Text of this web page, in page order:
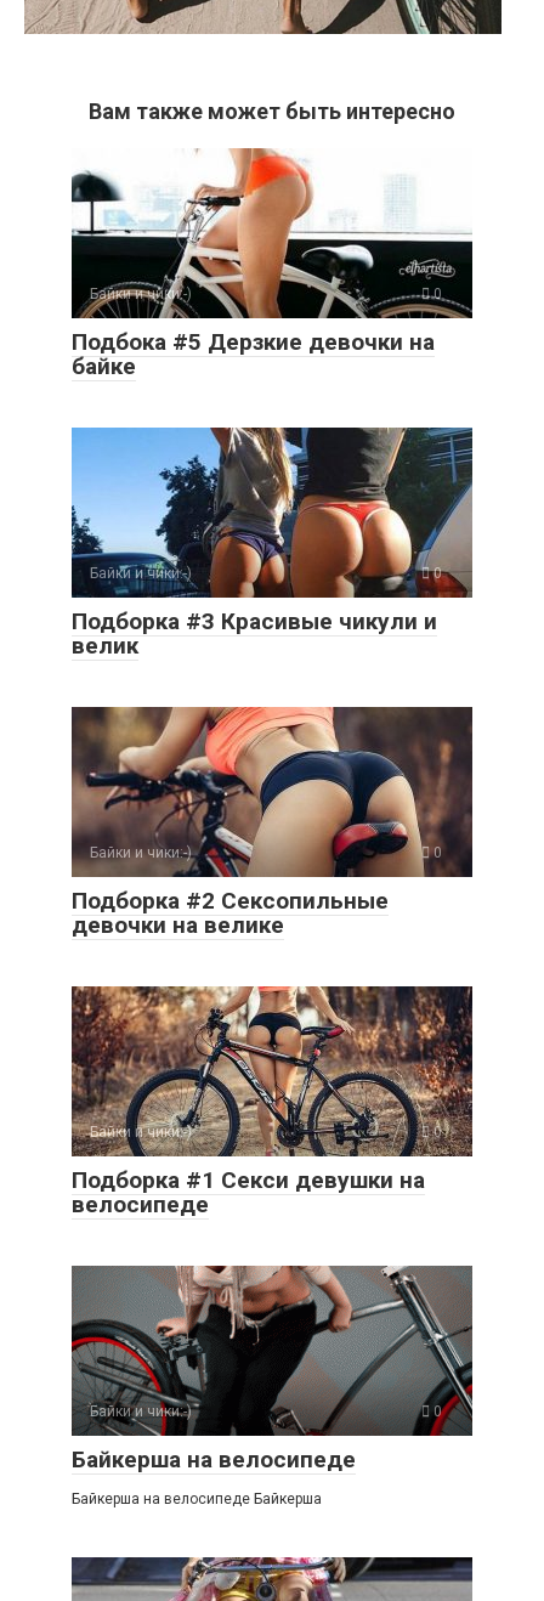
Вам также может быть интересно
Байки и чики:-) 0
Подбока #5 Дерзкие девочки на
байке
Байки и чики:-) 0
Подборка #3 Красивые чикули и
велик
Байки и чики:-) 0
Подборка #2 Сексопильные
девочки на велике
Байки и чики:-) 0
Подборка #1 Секси девушки на
велосипеде
Байки и чики:-) 0
Байкерша на велосипеде
Байкерша на велосипеде Байкерша